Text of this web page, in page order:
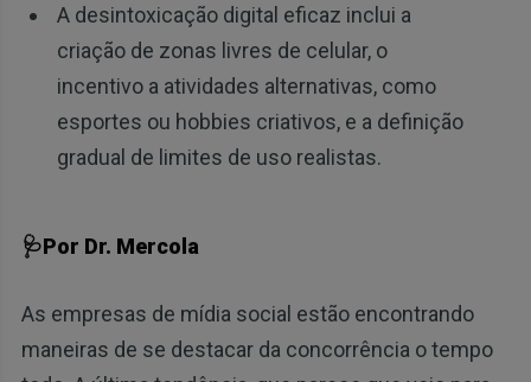
A desintoxicação digital eficaz inclui a
criação de zonas livres de celular, o
incentivo a atividades alternativas, como
esportes ou hobbies criativos, e a definição
gradual de limites de uso realistas.
🩺Por Dr. Mercola
As empresas de mídia social estão encontrando
maneiras de se destacar da concorrência o tempo